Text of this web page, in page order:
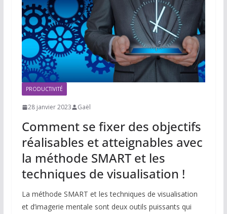
PRODUCTIVITÉ
28 janvier 2023 Gaël
Comment se fixer des objectifs
réalisables et atteignables avec
la méthode SMART et les
techniques de visualisation !
La méthode SMART et les techniques de visualisation
et d’imagerie mentale sont deux outils puissants qui